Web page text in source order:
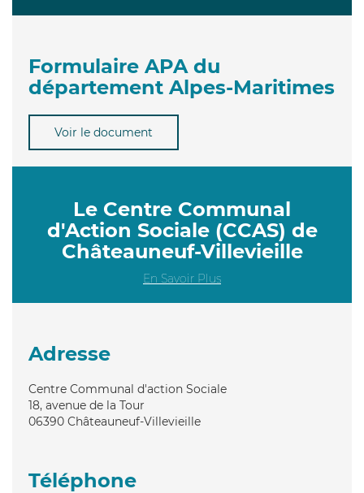
Formulaire APA du
département Alpes-Maritimes
Voir le document
Le Centre Communal
d'Action Sociale (CCAS) de
Châteauneuf-Villevieille
En Savoir Plus
Adresse
Centre Communal d'action Sociale
18, avenue de la Tour
06390 Châteauneuf-Villevieille
Téléphone